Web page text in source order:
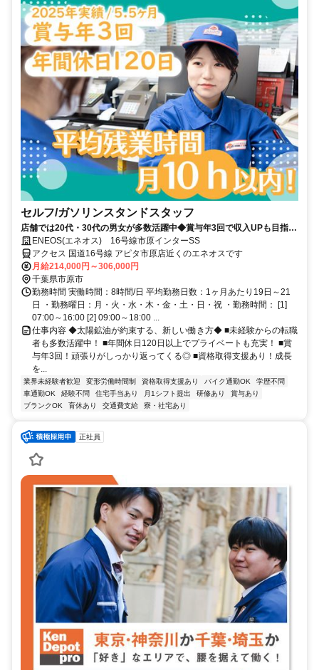
セルフ/ガソリンスタンドスタッフ
店舗では20代・30代の男女が多数活躍中◆賞与年3回で収入UPも目指せ
る！※2025年実績 / 5.5ヶ月分◆年間休日120日以上でプライベートも充
実！◆月の平均残業時間10時間以内◆業界大手！５４年連続黒字の安定
企業◆資格取得支援もあり！未経験者からでも主任・店長にキャリアア
ップ可能◆国内TOPクラスの社宅制度
ENEOS(エネオス) 16号線市原インターSS
アクセス 国道16号線 アピタ市原店近くのエネオスです
月給214,000円～306,000円
千葉県市原市
勤務時間 実働時間：8時間/日 平均勤務日数：1ヶ月あたり19日～21
日 ・勤務曜日：月・火・水・木・金・土・日・祝 ・勤務時間： [1]
07:00～16:00 [2] 09:00～18:00 ...
仕事内容 ◆太陽鉱油が約束する、新しい働き方◆ ■未経験からの転職
者も多数活躍中！ ■年間休日120日以上でプライベートも充実！ ■賞
与年3回！頑張りがしっかり返ってくる◎ ■資格取得支援あり！成長
を...
業界未経験者歓迎 変形労働時間制 資格取得支援あり バイク通勤OK
学歴不問
車通勤OK
経験不問 住宅手当あり 月1シフト提出 研修あり
賞与あり
ブランクOK
育休あり 交通費支給 寮・社宅あり
正社員